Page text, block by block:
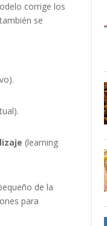
corrige los
se
(learning
de la
para